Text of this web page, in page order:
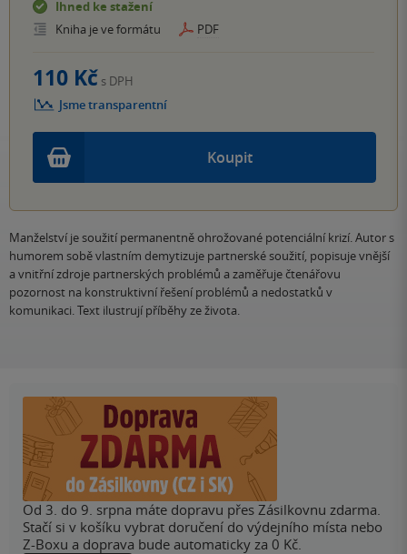
Ihned ke stažení
Kniha je ve formátu
PDF
Koupit
110 Kč s DPH
Jsme transparentní
Manželství je soužití permanentně ohrožované potenciální krizí. Autor s
humorem sobě vlastním demytizuje partnerské soužití, popisuje vnější
a vnitřní zdroje partnerských problémů a zaměřuje čtenářovu
pozornost na konstruktivní řešení problémů a nedostatků v
komunikaci. Text ilustrují příběhy ze života.
Od 3. do 9. srpna máte dopravu přes Zásilkovnu zdarma.
Stačí si v košíku vybrat doručení do výdejního místa nebo
Z-Boxu a doprava bude automaticky za 0 Kč.